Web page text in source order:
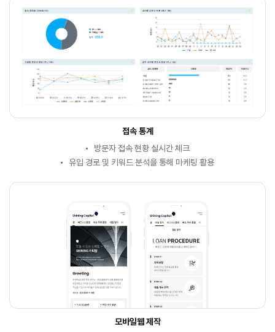
접속 통계
방문자 접속 현황 실시간 체크
유입 경로 및 키워드 분석을 통해 마케팅 활용
모바일웹 제작